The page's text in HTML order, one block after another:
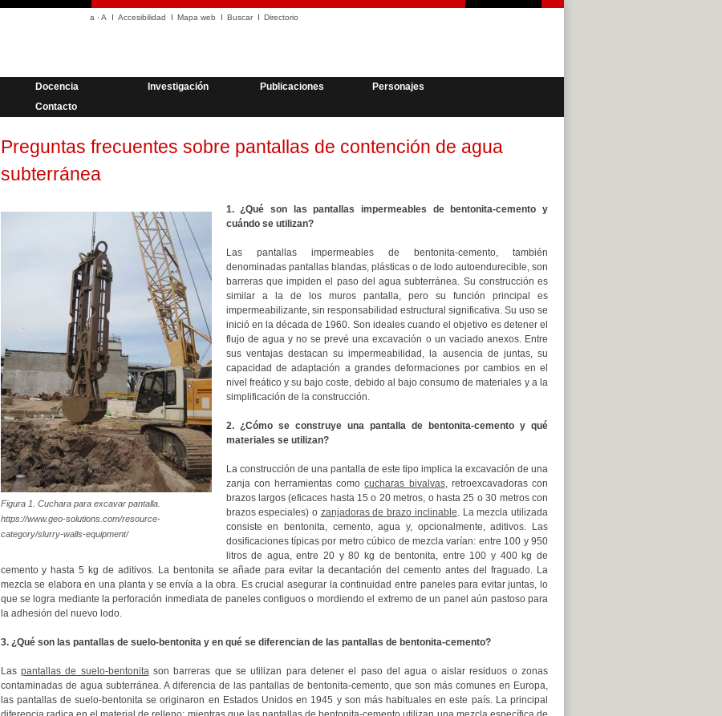
a ·A Accesibilidad Mapa web Buscar Directorio
Docencia Investigación Publicaciones
Personajes
Contacto
Preguntas frecuentes sobre pantallas de contención de agua
subterránea
Figura 1. Cuchara para excavar pantalla.
https://www.geo-solutions.com/resource-
category/slurry-walls-equipment/
1. ¿Qué son las pantallas impermeables de bentonita-cemento y
cuándo se utilizan?
Las pantallas impermeables de bentonita-cemento, también
denominadas pantallas blandas, plásticas o de lodo autoendurecible, son
barreras que impiden el paso del agua subterránea. Su construcción es
similar a la de los muros pantalla, pero su función principal es
impermeabilizante, sin responsabilidad estructural significativa. Su uso se
inició en la década de 1960. Son ideales cuando el objetivo es detener el
flujo de agua y no se prevé una excavación o un vaciado anexos. Entre
sus ventajas destacan su impermeabilidad, la ausencia de juntas, su
capacidad de adaptación a grandes deformaciones por cambios en el
nivel freático y su bajo coste, debido al bajo consumo de materiales y a la
simplificación de la construcción.
2. ¿Cómo se construye una pantalla de bentonita-cemento y qué
materiales se utilizan?
La construcción de una pantalla de este tipo implica la excavación de una
zanja con herramientas comocucharas bivalvas, retroexcavadoras con
brazos largos (eficaces hasta 15 o 20 metros, o hasta 25 o 30 metros con
brazos especiales) o zanjadoras de brazo inclinable. La mezcla utilizada
consiste en bentonita, cemento, agua y, opcionalmente, aditivos. Las
dosificaciones típicas por metro cúbico de mezcla varían: entre 100 y 950
litros de agua, entre 20 y 80 kg de bentonita, entre 100 y 400 kg de
cemento y hasta 5 kg de aditivos. La bentonita se añade para evitar la decantación del cemento antes del fraguado. La
mezcla se elabora en una planta y se envía a la obra. Es crucial asegurar la continuidad entre paneles para evitar juntas, lo
que se logra mediante la perforación inmediata de paneles contiguos o mordiendo el extremo de un panel aún pastoso para
la adhesión del nuevo lodo.
3. ¿Qué son las pantallas de suelo-bentonita y en qué se diferencian de las pantallas de bentonita-cemento?
Las pantallas de suelo-bentonitason barreras que se utilizan para detener el paso del agua o aislar residuos o zonas
contaminadas de agua subterránea. A diferencia de las pantallas de bentonita-cemento, que son más comunes en Europa,
las pantallas de suelo-bentonita se originaron en Estados Unidos en 1945 y son más habituales en este país. La principal